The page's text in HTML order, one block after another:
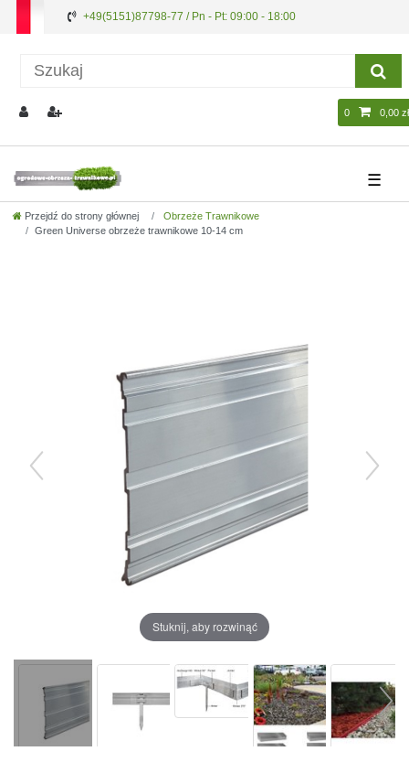
+49(5151)87798-77 / Pn - Pt: 09:00 - 18:00
0 0,00 zł
☰
Przejdź do strony głównej
Obrzeże Trawnikowe
Green Universe obrzeże trawnikowe 10-14 cm
Stuknij, aby rozwinąć